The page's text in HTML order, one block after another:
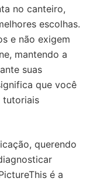
no canteiro,
escolhas.
e não exigem
mantendo a
suas
que você
tutoriais
querendo
é a